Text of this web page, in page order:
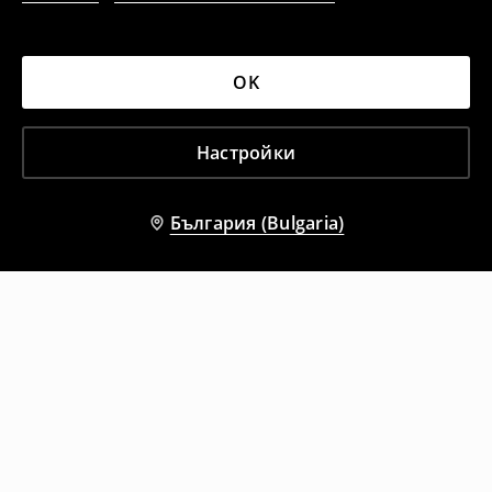
Настройки
OK
България (Bulgaria)